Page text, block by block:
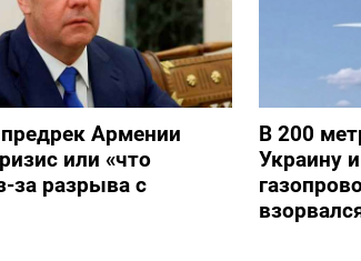
Армении
или «что
за разрыва с
В 200
Украину